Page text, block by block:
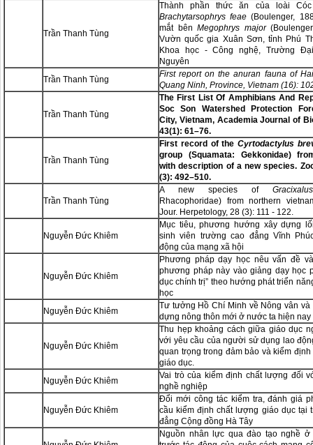
Trần Thanh Tùng
Thành phần thức ăn của loài
Brachytarsophrys feae (Boulenger,
mắt bên Megophrys major
Vườn quốc gia Xuân Sơn, tỉnh Phú
Khoa học - Công nghệ, Tr­ường
Nguyên
Trần Thanh Tùng
First report on the anuran fauna of
Quang Ninh, Province, Vietnam (16):
Trần Thanh Tùng
The First List Of Amphibians And
Soc Son Watershed Protection
City, Vietnam, Academia Journal of
43(1): 61–76.
Trần Thanh Tùng
First record of theCyrtodactylus
group (Squamata: Gekkonidae)
with description of a new species.
(3): 492–510.
Trần Thanh Tùng
A new species of Gracixalus
Rhacophoridae) from northern
Jour. Herpetology, 28 (3): 111 - 122.
Nguyễn Đức Khiêm
Mục tiêu, phương hướng xây dựng
sinh viên trường cao đẳng Vĩnh
động của mạng xã hội
Nguyễn Đức Khiêm
Phương pháp dạy học nêu vấn đề
phương pháp này vào giảng dạy học
dục chính trị” theo hướng phát triển
học
Nguyễn Đức Khiêm
Tư tưởng Hồ Chí Minh về Nông vân và
dựng nông thôn mới ở nước ta hiện nay
Nguyễn Đức Khiêm
Thu hẹp khoảng cách giữa giáo dục
với yêu cầu của người sử dụng lao
quan trọng trong đảm bảo và kiểm
giáo dục.
Nguyễn Đức Khiêm
Vai trò của kiểm định chất lượng đối
nghề nghiệp
Nguyễn Đức Khiêm
Đổi mới công tác kiểm tra, đánh giá
cầu kiểm định chất lượng giáo dục tại
đẳng Cộng đồng Hà Tây
Nguồn nhân lực qua đào tạo nghề ở